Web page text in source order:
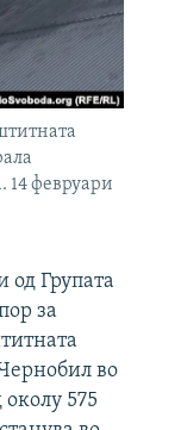
14 февруари
Групата
за
во
575